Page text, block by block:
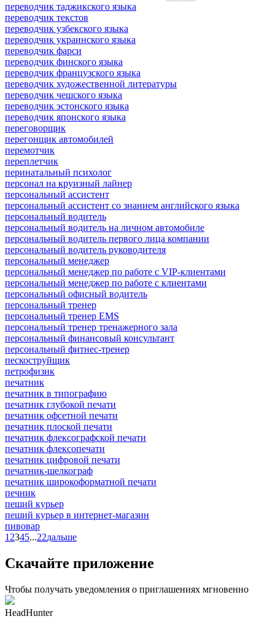
переводчик таджикского языка
переводчик текстов
переводчик узбекского языка
переводчик украинского языка
переводчик фарси
переводчик финского языка
переводчик французского языка
переводчик художественной литературы
переводчик чешского языка
переводчик эстонского языка
переводчик японского языка
переговорщик
перегонщик автомобилей
перемотчик
переплетчик
перинатальный психолог
персонал на круизный лайнер
персональный ассистент
персональный ассистент со знанием английского языка
персональный водитель
персональный водитель на личном автомобиле
персональный водитель первого лица компании
персональный водитель руководителя
персональный менеджер
персональный менеджер по работе с VIP-клиентами
персональный менеджер по работе с клиентами
персональный офисный водитель
персональный тренер
персональный тренер EMS
персональный тренер тренажерного зала
персональный финансовый консультант
персональный фитнес-тренер
пескоструйщик
петрофизик
печатник
печатник в типографию
печатник глубокой печати
печатник офсетной печати
печатник плоской печати
печатник флексографской печати
печатник флексопечати
печатник цифровой печати
печатник-шелкограф
печатник широкоформатной печати
печник
пеший курьер
пеший курьер в интернет-магазин
пивовар
1 2345...22дальше
Скачайте приложение
Чтобы получать уведомления о приглашениях мгновенно
HeadHunter